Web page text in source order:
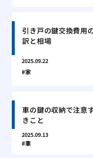
引き戸の鍵交換費用
訳と相場
2025.09.22
家
車の鍵の収納で注意
きこと
2025.09.13
車